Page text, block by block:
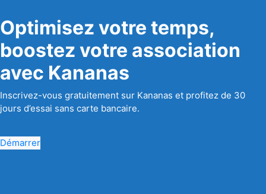
Optimisez votre temps,
boostez votre association
avec Kananas
Inscrivez-vous gratuitement sur Kananas et profitez de 30
jours d’essai sans carte bancaire.
Démarrer